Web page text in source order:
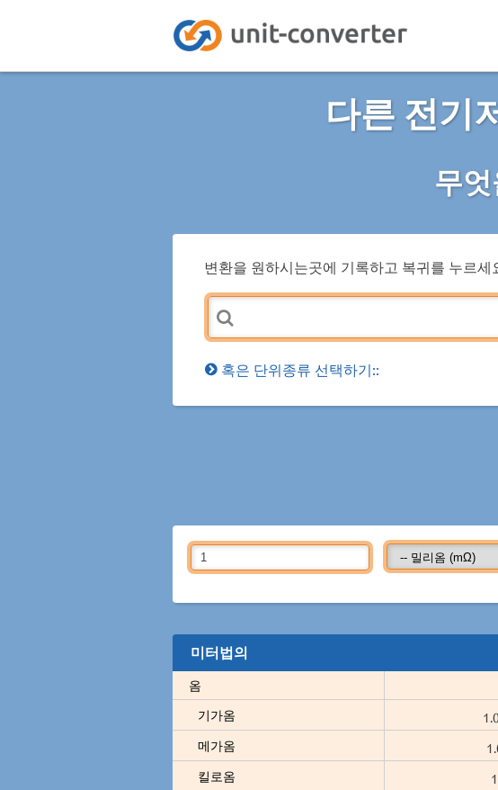
다른 전기
무
변환을 원하시는곳에 기록하고 복귀를 누르세
혹은 단위종류 선택하기::
미터법의
옴
기가옴
메가옴
킬로옴